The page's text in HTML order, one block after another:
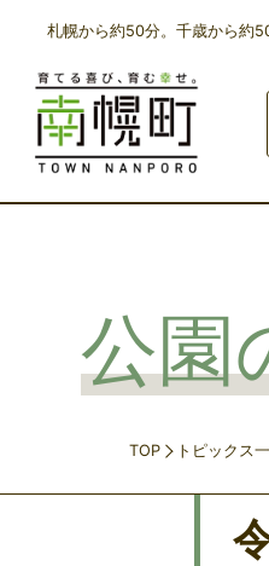
札幌から約50分。千歳から約
公園
TOP トピックス